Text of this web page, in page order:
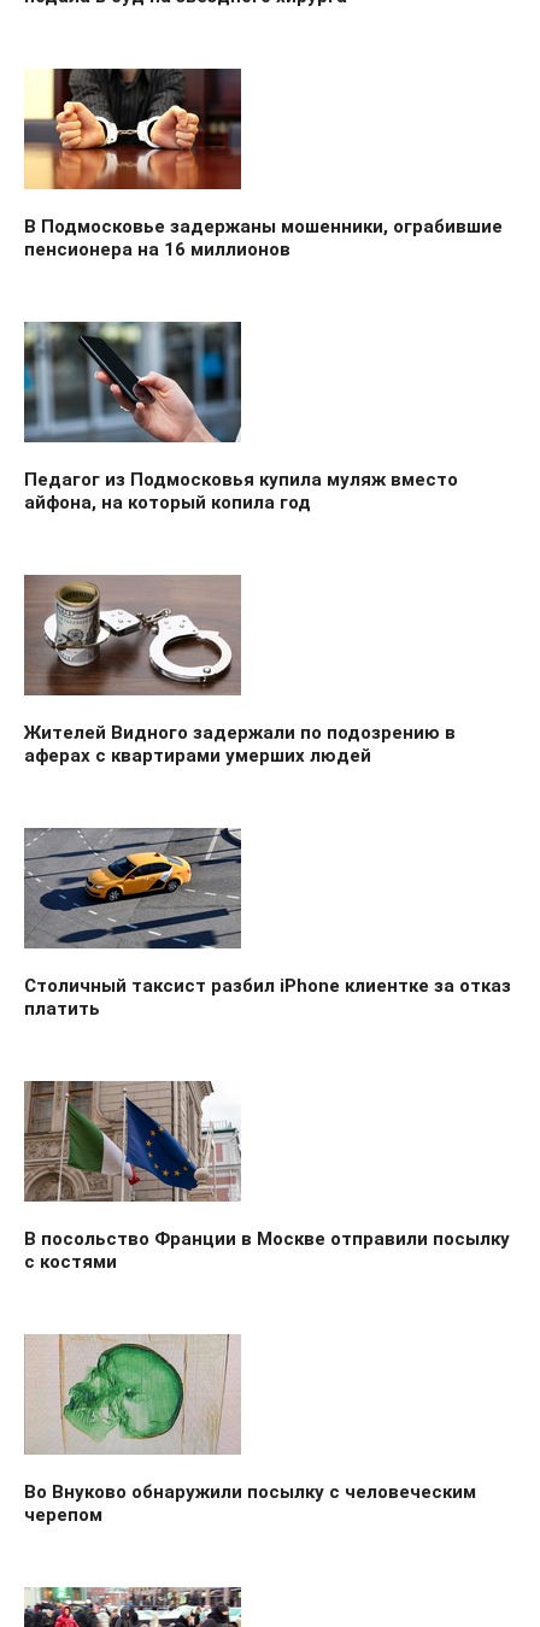
В Подмосковье задержаны мошенники, ограбившие
пенсионера на 16 миллионов
Педагог из Подмосковья купила муляж вместо
айфона, на который копила год
Жителей Видного задержали по подозрению в
аферах с квартирами умерших людей
Столичный таксист разбил iPhone клиентке за отказ
платить
В посольство Франции в Москве отправили посылку
с костями
Во Внуково обнаружили посылку с человеческим
черепом